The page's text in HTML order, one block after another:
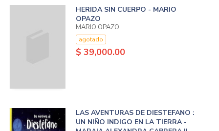
HERIDA SIN CUERPO - MARIO
OPAZO
MARIO OPAZO
agotado
$ 39,000.00
LAS AVENTURAS DE DIESTEFANO :
UN NIÑO INDIGO EN LA TIERRA -